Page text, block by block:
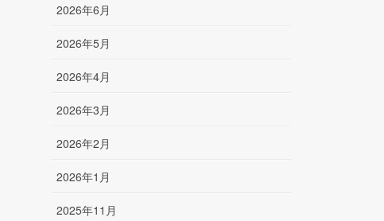
2026年6月
2026年5月
2026年4月
2026年3月
2026年2月
2026年1月
2025年11月